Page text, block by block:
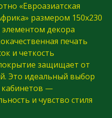
«Евроазиатская
размером 150х230
декора
печать
и четкость
защищает от
Это идеальный выбор
кабинетов —
и чувство стиля